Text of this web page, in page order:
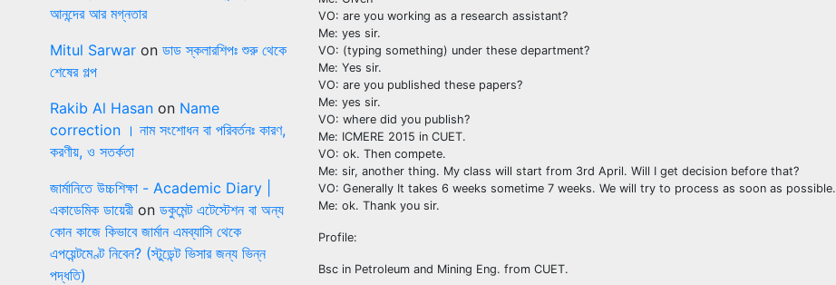
আনন্দের আর মগ্নতার
Mitul Sarwar on ডাড স্কলারশিপঃ শুরু থেকে
শেষের গল্প
Rakib Al Hasan on Name
correction । নাম সংশোধন বা পরিবর্তনঃ কারণ,
করণীয়, ও সতর্কতা
জার্মানিতে উচ্চশিক্ষা - Academic Diary |
একাডেমিক ডায়েরী on ডকুমেন্ট এটেস্টেশন বা অন্য
কোন কাজে কিভাবে জার্মান এমব্যাসি থেকে
এপয়েন্টমেণ্ট নিবেন? (স্টুডেন্ট ভিসার জন্য ভিন্ন
পদ্ধতি)
VO: are you working as a research assistant?
Me: yes sir.
VO: (typing something) under these department?
Me: Yes sir.
VO: are you published these papers?
Me: yes sir.
VO: where did you publish?
Me: ICMERE 2015 in CUET.
VO: ok. Then compete.
Me: sir, another thing. My class will start from 3rd April. Will I get decision before that?
VO: Generally It takes 6 weeks sometime 7 weeks. We will try to process as soon as possible.
Me: ok. Thank you sir.
Profile:
Bsc in Petroleum and Mining Eng. from CUET.